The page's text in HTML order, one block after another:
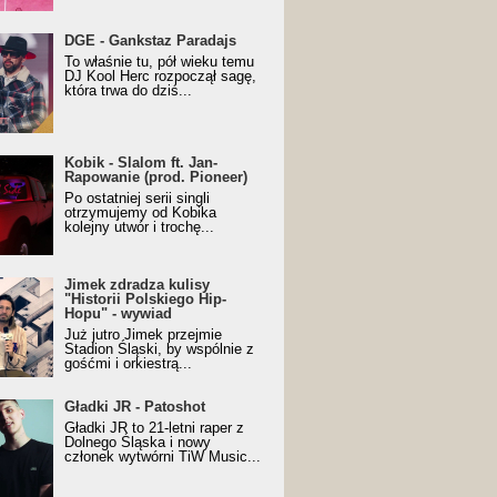
z nagrodą za
Trueschoolowy
Roku (Popkillery 2023)
DGE - Gankstaz Paradajs
To właśnie tu, pół wieku temu
DJ Kool Herc rozpoczął sagę,
która trwa do dziś...
- Slalom ft. Jan-
(prod. Pioneer)
Music Visualiser]
Kobik - Slalom ft. Jan-
Rapowanie (prod. Pioneer)
Po ostatniej serii singli
otrzymujemy od Kobika
kolejny utwór i trochę...
zdradza kulisy "Historii
Hip-Hopu" - wywiad
Jimek zdradza kulisy
"Historii Polskiego Hip-
Hopu" - wywiad
Już jutro Jimek przejmie
Stadion Śląski, by wspólnie z
gośćmi i orkiestrą...
JR - Patoshot
Gładki JR - Patoshot
Gładki JR to 21-letni raper z
Dolnego Śląska i nowy
członek wytwórni TiW Music...